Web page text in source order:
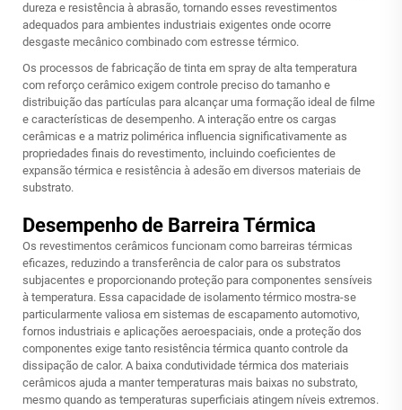
dureza e resistência à abrasão, tornando esses revestimentos
adequados para ambientes industriais exigentes onde ocorre
desgaste mecânico combinado com estresse térmico.
Os processos de fabricação de tinta em spray de alta temperatura
com reforço cerâmico exigem controle preciso do tamanho e
distribuição das partículas para alcançar uma formação ideal de filme
e características de desempenho. A interação entre os cargas
cerâmicas e a matriz polimérica influencia significativamente as
propriedades finais do revestimento, incluindo coeficientes de
expansão térmica e resistência à adesão em diversos materiais de
substrato.
Desempenho de Barreira Térmica
Os revestimentos cerâmicos funcionam como barreiras térmicas
eficazes, reduzindo a transferência de calor para os substratos
subjacentes e proporcionando proteção para componentes sensíveis
à temperatura. Essa capacidade de isolamento térmico mostra-se
particularmente valiosa em sistemas de escapamento automotivo,
fornos industriais e aplicações aeroespaciais, onde a proteção dos
componentes exige tanto resistência térmica quanto controle da
dissipação de calor. A baixa condutividade térmica dos materiais
cerâmicos ajuda a manter temperaturas mais baixas no substrato,
mesmo quando as temperaturas superficiais atingem níveis extremos.